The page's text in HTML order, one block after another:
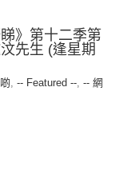
》第十二季第
先生 (逢星期
, -- Featured --, -- 網